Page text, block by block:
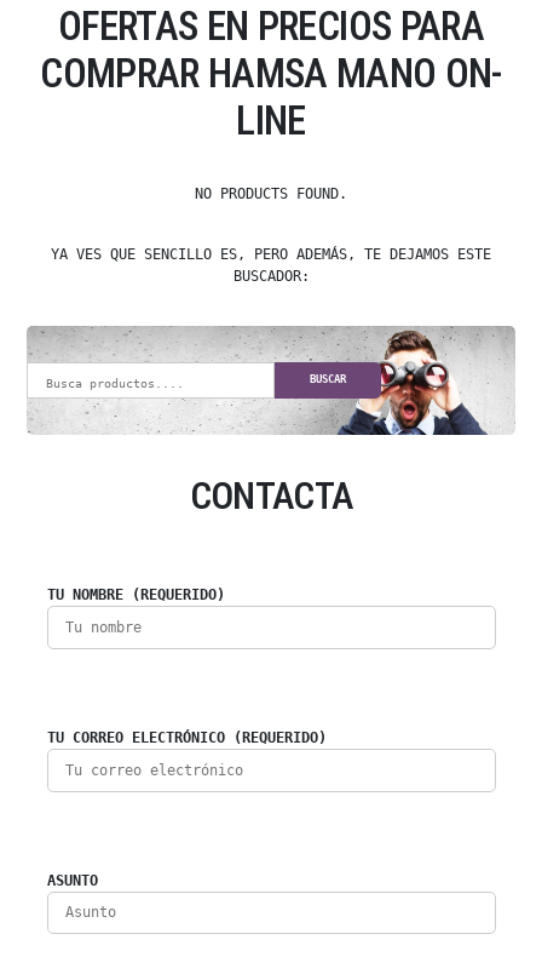
OFERTAS EN PRECIOS PARA
COMPRAR HAMSA MANO ON-
LINE
NO PRODUCTS FOUND.
YA VES QUE SENCILLO ES, PERO ADEMÁS, TE DEJAMOS ESTE
BUSCADOR:
BUSCAR
CONTACTA
TU NOMBRE (REQUERIDO)
TU CORREO ELECTRÓNICO (REQUERIDO)
ASUNTO